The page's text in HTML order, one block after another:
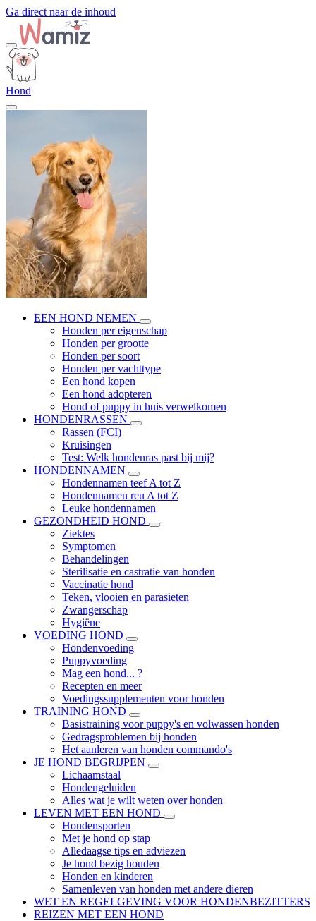
Ga direct naar de inhoud
Hond
EEN HOND NEMEN
Honden per eigenschap
Honden per grootte
Honden per soort
Honden per vachttype
Een hond kopen
Een hond adopteren
Hond of puppy in huis verwelkomen
HONDENRASSEN
Rassen (FCI)
Kruisingen
Test: Welk hondenras past bij mij?
HONDENNAMEN
Hondennamen teef A tot Z
Hondennamen reu A tot Z
Leuke hondennamen
GEZONDHEID HOND
Ziektes
Symptomen
Behandelingen
Sterilisatie en castratie van honden
Vaccinatie hond
Teken, vlooien en parasieten
Zwangerschap
Hygiëne
VOEDING HOND
Hondenvoeding
Puppyvoeding
Mag een hond... ?
Recepten en meer
Voedingssupplementen voor honden
TRAINING HOND
Basistraining voor puppy's en volwassen honden
Gedragsproblemen bij honden
Het aanleren van honden commando's
JE HOND BEGRIJPEN
Lichaamstaal
Hondengeluiden
Alles wat je wilt weten over honden
LEVEN MET EEN HOND
Hondensporten
Met je hond op stap
Alledaagse tips en adviezen
Je hond bezig houden
Honden en kinderen
Samenleven van honden met andere dieren
WET EN REGELGEVING VOOR HONDENBEZITTERS
REIZEN MET EEN HOND